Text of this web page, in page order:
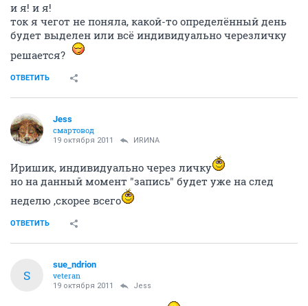
и я! и я!
ток я чегот не поняла, какой-то определённый день
будет выделен или всё индивидуально черезличку
решается?
ОТВЕТИТЬ
Jess
смартовод
19 октября 2011 ИRИNА
Иришик, индивидуально через личку
но на данный момент "запись" будет уже на след
неделю ,скорее всего
ОТВЕТИТЬ
S
sue_ndrion
veteran
19 октября 2011 Jess